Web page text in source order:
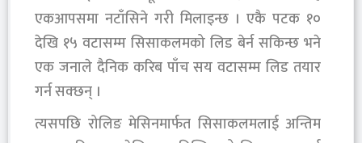
एकआपसमा नटाँसिने गरी मिलाइन्छ । एकै पटक १०
देखि १५ वटासम्म सिसाकलमको लिड बेर्न सकिन्छ भने
एक जनाले दैनिक करिब पाँच सय वटासम्म लिड तयार
गर्न सक्छन् ।
त्यसपछि रोलिङ मेसिनमार्फत सिसाकलमलाई अन्तिम